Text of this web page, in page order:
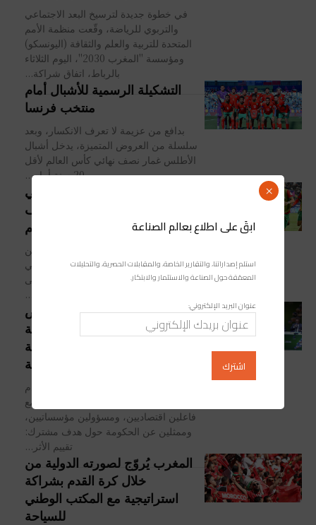
في خطوة جديدة لترسيخ البعد الاجتماعي
والتربوي للرياضة، وقّعت منظمة الأمم
المتحدة للتربية والعلم والثقافة (اليونسكو)
ومؤسسة "المغرب 2030"، اليوم الثلاثاء
بالرباط، اتفاق شراكة...
التشكيلة الرسمية للأشبال أمام
منتخب فرنسا
بدافع من عزيمة لا تعرف الانكسار، وبعد
سلسلة من العروض المتميزة، يدخل أشبال
الأطلس غمار نصف نهائي كأس العالم لأقل
من 20 سنة أمام...
إنجاز تاريخي : المنتخب المغربي
لأقل من 20 سنة يتأهل لنصف
نهائي كأس العالم
حقق المنتخب الوطني المغربي لأقل من
20 سنة إنجازًا كبيرًا بتأهله إلى نصف نهائي
كأس العالم، بعد فوز تاريخي ومستحق على
نظيره الأمريكي بثلاثة...
الفاعلون العموميون والخواص
يجتمعون في سلا لمناقشة
الرهانات الاقتصادية الخاصة
بتنظيم التظاهرات الرياضية
احتضن مركب محمد السادس لكرة القدم
في المعمورة، يوم الأربعاء، لقاءً جمع
فاعلين اقتصاديين، ومسؤولين مؤسساتيين،
وممثلين عن الحكومة حول هدف مشترك:
تقييم الأثر...
المغرب يُروّج لصورته الدولية من
خلال كرة القدم بشراكة
استراتيجية مع المكتب الوطني
للسياحة
ابقَ على اطلاع بعالم الصناعة
استلم إصداراتنا، والتقارير الخاصة، والمقابلات الحصرية، والتحليلات
المعمّقة حول الصناعة والاستثمار والابتكار.
عنوان البريد الإلكتروني:
×